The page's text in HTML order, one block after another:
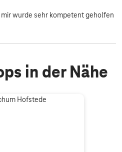
wurde sehr kompetent geholfen
in der Nähe